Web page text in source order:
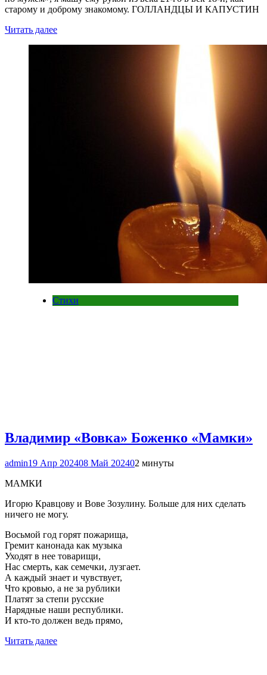
старому и доброму знакомому. ГОЛЛАНДЦЫ И КАПУСТИН
Читать далее
Стихи
Владимир «Вовка» Боженко «Мамки»
admin19 Апр 202408 Май 202402 минуты
МАМКИ
Игорю Кравцову и Вове Зозулину. Больше для них сделать
ничего не могу.
Восьмой год горят пожарища,
Гремит канонада как музыка
Уходят в нее товарищи,
Нас смерть, как семечки, лузгает.
А каждый знает и чувствует,
Что кровью, а не за рублики
Платят за степи русские
Нарядные наши республики.
И кто-то должен ведь прямо,
Читать далее